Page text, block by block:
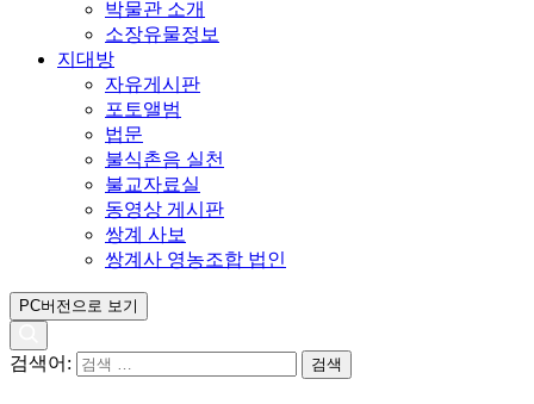
박물관 소개
소장유물정보
지대방
자유게시판
포토앨범
법문
불식촌음 실천
불교자료실
동영상 게시판
쌍계 사보
쌍계사 영농조합 법인
PC버전으로 보기
검색어: